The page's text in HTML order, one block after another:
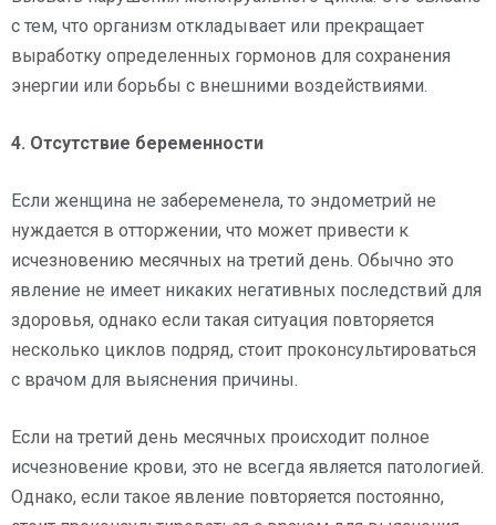
с тем, что организм откладывает или прекращает
выработку определенных гормонов для сохранения
энергии или борьбы с внешними воздействиями.
4. Отсутствие беременности
Если женщина не забеременела, то эндометрий не
нуждается в отторжении, что может привести к
исчезновению месячных на третий день. Обычно это
явление не имеет никаких негативных последствий для
здоровья, однако если такая ситуация повторяется
несколько циклов подряд, стоит проконсультироваться
с врачом для выяснения причины.
Если на третий день месячных происходит полное
исчезновение крови, это не всегда является патологией.
Однако, если такое явление повторяется постоянно,